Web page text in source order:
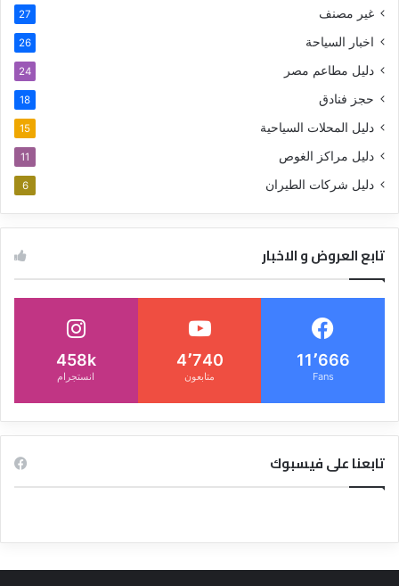
غير مصنف 27
اخبار السياحة 26
دليل مطاعم مصر 24
حجز فنادق 18
دليل المحلات السياحية 15
دليل مراكز الغوص 11
دليل شركات الطيران 6
تابع العروض و الاخبار
11٬666
Fans
4٬740
متابعون
458k
انستجرام
تابعنا على فيسبوك